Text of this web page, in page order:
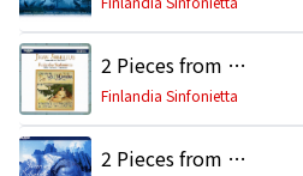
2 Pieces from Kuolema, Op. 62: No. 1, Canzonetta
Finlandia Sinfonietta
2 Pieces from Kuolema, Op. 62: II. Valse Romantique